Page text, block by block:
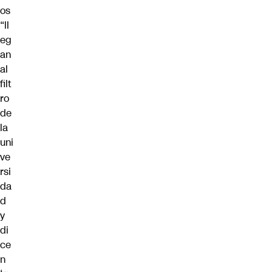
os
“ll
eg
an
al
filt
ro
de
la
uni
ve
rsi
da
d
y
di
ce
n